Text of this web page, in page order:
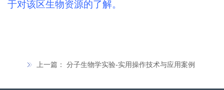
于对该区生物资源的了解。
上一篇： 分子生物学实验-实用操作技术与应用案例